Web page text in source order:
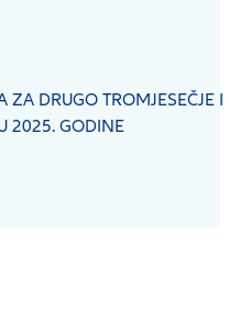
ZA DRUGO TROMJESEČJE I
2025. GODINE